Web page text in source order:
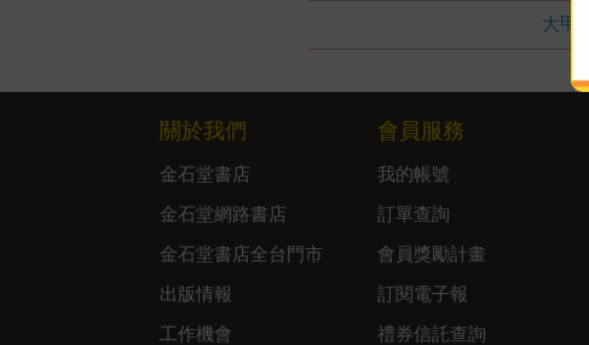
大甲店
關於我們
金石堂書店
金石堂網路書店
金石堂書店全台門市
出版情報
工作機會
會員服務
我的帳號
訂單查詢
會員獎勵計畫
訂閱電子報
禮券信託查詢